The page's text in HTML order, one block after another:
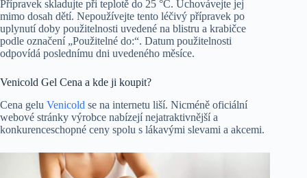
Přípravek skladujte při teplotě do 25 °C. Uchovávejte jej
mimo dosah dětí. Nepoužívejte tento léčivý přípravek po
uplynutí doby použitelnosti uvedené na blistru a krabičce
podle označení „Použitelné do:“. Datum použitelnosti
odpovídá poslednímu dni uvedeného měsíce.
Venicold Gel Cena a kde ji koupit?
Cena gelu Venicold se na internetu liší. Nicméně oficiální
webové stránky výrobce nabízejí nejatraktivnější a
konkurenceschopné ceny spolu s lákavými slevami a akcemi.